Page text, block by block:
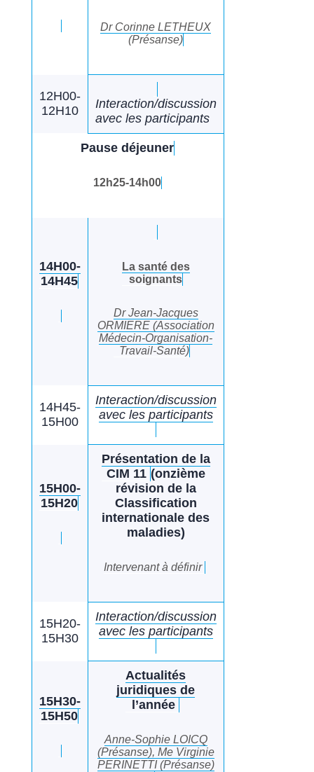
Dr Corinne LETHEUX
(Présanse)
12H00-
12H10
Interaction/discussion
avec les participants
Pause déjeuner
12h25-14h00
14H00-
14H45
La santé des
soignants
Dr Jean-Jacques
ORMIERE (Association
Médecin-Organisation-
Travail-Santé)
14H45-
15H00
Interaction/discussion
avec les participants
15H00-
15H20
Présentation de la
CIM 11 (onzième
révision de la
Classification
internationale des
maladies)
Intervenant à définir
15H20-
15H30
Interaction/discussion
avec les participants
15H30-
15H50
Actualités
juridiques de
l’année
Anne-Sophie LOICQ
(Présanse), Me Virginie
PERINETTI (Présanse)